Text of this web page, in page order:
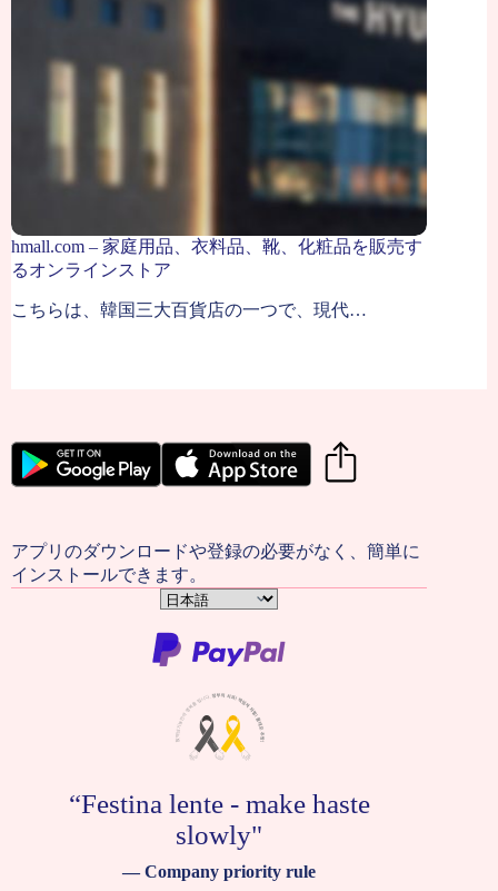
hmall.com – 家庭用品、衣料品、靴、化粧品を販売す
るオンラインストア
こちらは、韓国三大百貨店の一つで、現代…
アプリのダウンロードや登録の必要がなく、簡単に
インストールできます。
言
を
選
“Festina lente - make haste
slowly"
— Company priority rule